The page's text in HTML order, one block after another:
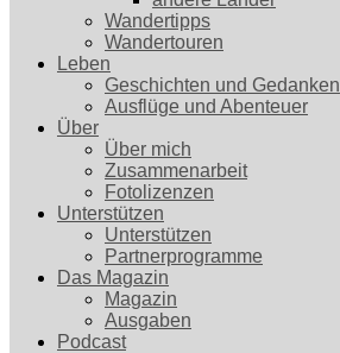
Wandertipps
Wandertouren
Leben
Geschichten und Gedanken
Ausflüge und Abenteuer
Über
Über mich
Zusammenarbeit
Fotolizenzen
Unterstützen
Unterstützen
Partnerprogramme
Das Magazin
Magazin
Ausgaben
Podcast